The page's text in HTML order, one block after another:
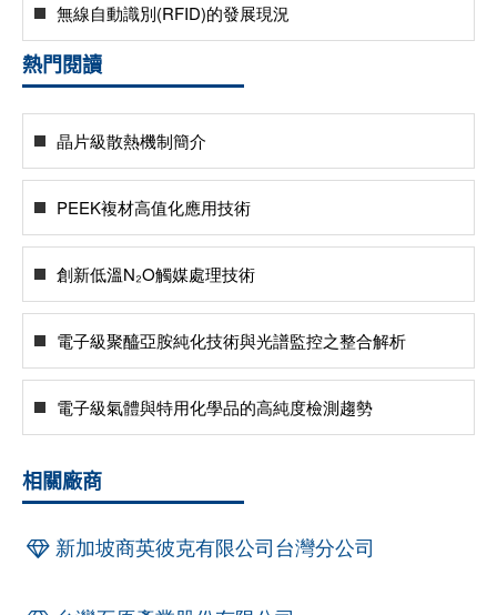
無線自動識別(RFID)的發展現況
熱門閱讀
晶片級散熱機制簡介
PEEK複材高值化應用技術
創新低溫N₂O觸媒處理技術
電子級聚醯亞胺純化技術與光譜監控之整合解析
電子級氣體與特用化學品的高純度檢測趨勢
相關廠商
新加坡商英彼克有限公司台灣分公司